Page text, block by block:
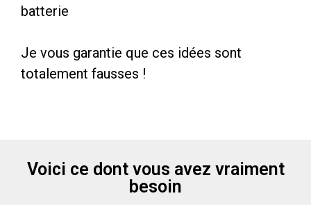
batterie
Je vous garantie que ces idées sont
totalement fausses !
Voici ce dont vous avez vraiment
besoin